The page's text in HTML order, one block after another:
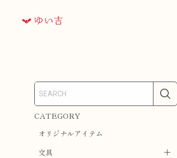
CATEGORY
オリジナルアイテム
文具